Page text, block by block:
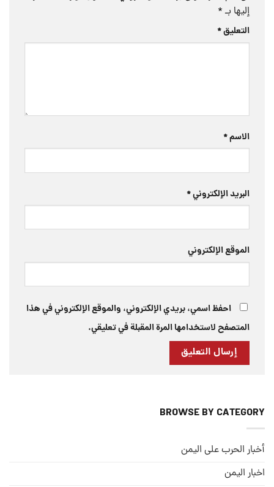
إليها بـ *
التعليق*
الاسم*
البريد الإلكتروني*
الموقع الإلكتروني
احفظ اسمي، بريدي الإلكتروني، والموقع الإلكتروني في هذا
المتصفح لاستخدامها المرة المقبلة في تعليقي.
BROWSE BY CATEGORY
أخبار الحرب على اليمن
اخبار اليمن